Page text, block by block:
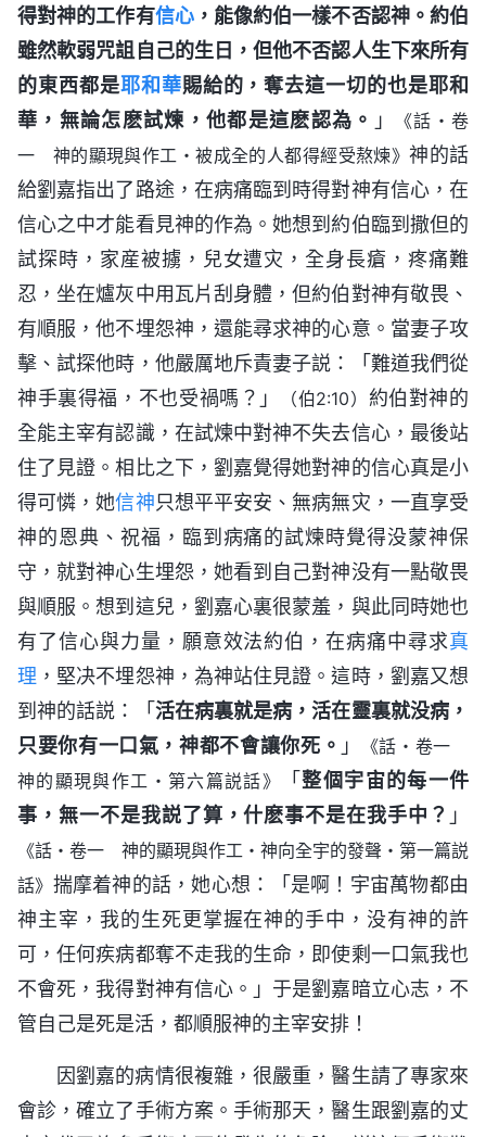
得對神的工作有信心，能像約伯一樣不否認神。約伯
雖然軟弱咒詛自己的生日，但他不否認人生下來所有
的東西都是耶和華賜給的，奪去這一切的也是耶和
華，無論怎麽試煉，他都是這麽認為。 」
《話・卷
一 神的顯現與作工・被成全的人都得經受熬煉》神的話
給劉嘉指出了路途，在病痛臨到時得對神有信心，在
信心之中才能看見神的作為。她想到約伯臨到撒但的
試探時，家産被擄，兒女遭灾，全身長瘡，疼痛難
忍，坐在爐灰中用瓦片刮身體，但約伯對神有敬畏、
有順服，他不埋怨神，還能尋求神的心意。當妻子攻
擊、試探他時，他嚴厲地斥責妻子説：「難道我們從
神手裏得福，不也受禍嗎？」
（伯2:10） 約伯對神的
全能主宰有認識，在試煉中對神不失去信心，最後站
住了見證。相比之下，劉嘉覺得她對神的信心真是小
得可憐，她信神只想平平安安、無病無灾，一直享受
神的恩典、祝福，臨到病痛的試煉時覺得没蒙神保
守，就對神心生埋怨，她看到自己對神没有一點敬畏
與順服。想到這兒，劉嘉心裏很蒙羞，與此同時她也
有了信心與力量，願意效法約伯，在病痛中尋求真
理 ，堅决不埋怨神，為神站住見證。這時，劉嘉又想
到神的話説：「活在病裏就是病，活在靈裏就没病，
只要你有一口氣，神都不會讓你死。 」
《話・卷一
神的顯現與作工・第六篇説話》
「整個宇宙的每一件
事，無一不是我説了算，什麽事不是在我手中？ 」
《話・卷一 神的顯現與作工・神向全宇的發聲・第一篇説
話》 揣摩着神的話，她心想：「是啊！宇宙萬物都由
神主宰，我的生死更掌握在神的手中，没有神的許
可，任何疾病都奪不走我的生命，即使剩一口氣我也
不會死，我得對神有信心。」于是劉嘉暗立心志，不
管自己是死是活，都順服神的主宰安排！
因劉嘉的病情很複雜，很嚴重，醫生請了專家來
會診，確立了手術方案。手術那天，醫生跟劉嘉的丈